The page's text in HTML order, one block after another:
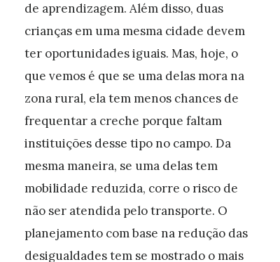
de aprendizagem. Além disso, duas
crianças em uma mesma cidade devem
ter oportunidades iguais. Mas, hoje, o
que vemos é que se uma delas mora na
zona rural, ela tem menos chances de
frequentar a creche porque faltam
instituições desse tipo no campo. Da
mesma maneira, se uma delas tem
mobilidade reduzida, corre o risco de
não ser atendida pelo transporte. O
planejamento com base na redução das
desigualdades tem se mostrado o mais